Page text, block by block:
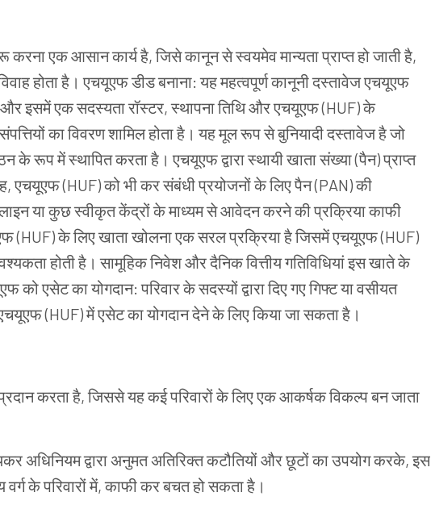
करनाएकआसानकार्यहै, जिसेकानूनसेस्वयमेवमान्यताप्राप्तहोजातीहै,
होताहै। एचयूएफडीडबनाना: यहमहत्वपूर्णकानूनीदस्तावेजएचयूएफ
औरइसमेंएकसदस्यतारॉस्टर, स्थापनातिथिऔरएचयूएफ (HUF) के
काविवरणशामिलहोताहै। यहमूलरूपसेबुनियादीदस्तावेजहैजो
केरूपमेंस्थापितकरताहै। एचयूएफद्वारास्थायीखातासंख्या (पैन) प्राप्त
एचयूएफ (HUF) कोभीकरसंबंधीप्रयोजनोंकेलिएपैन (PAN) की
याकुछस्वीकृतकेंद्रोंकेमाध्यमसेआवेदनकरनेकीप्रक्रियाकाफी
(HUF) केलिएखाताखोलनाएकसरलप्रक्रियाहैजिसमेंएचयूएफ (HUF)
होतीहै। सामूहिकनिवेशऔरदैनिकवित्तीयगतिविधियांइसखातेके
कोएसेटकायोगदान: परिवारकेसदस्योंद्वारादिएगएगिफ्टयावसीयत
(HUF) मेंएसेटकायोगदानदेनेकेलिएकियाजासकताहै।
करताहै, जिससेयहकईपरिवारोंकेलिएएकआकर्षकविकल्पबनजाता
अधिनियमद्वाराअनुमतअतिरिक्तकटौतियोंऔरछूटोंकाउपयोगकरके, इस
वर्गकेपरिवारोंमें, काफीकरबचतहोसकताहै।